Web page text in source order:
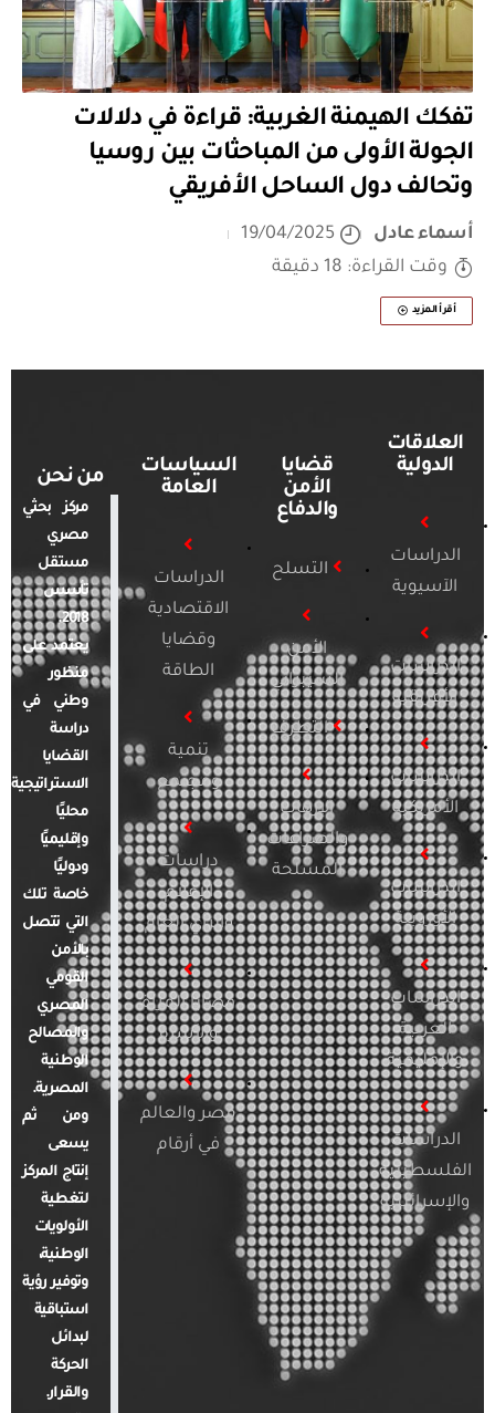
تفكك الهيمنة الغربية: قراءة في دلالات
الجولة الأولى من المباحثات بين روسيا
وتحالف دول الساحل الأفريقي
أسماء عادل
19/04/2025
وقت القراءة: 18 دقيقة
أقرأ المزيد
العلاقات
الدولية
الدراسات
الآسيوية
الدراسات
الأفريقية
الدراسات
الأمريكية
الدراسات
الأوروبية
الدراسات
العربية
والإقليمية
الدراسات
الفلسطينية
والإسرائيلية
قضايا
الأمن
والدفاع
التسلح
الأمن
السيبراني
التطرف
الإرهاب
والصراعات
المسلحة
السياسات
العامة
الدراسات
الاقتصادية
وقضايا
الطاقة
تنمية
ومجتمع
دراسات
الإعلام
والرأي العام
قضايا المرأة
والأسرة
مصر والعالم
في أرقام
من نحن
مركز بحثي
مصري
مستقل
تأسس
2018.
يعتمد على
منظور
وطني في
دراسة
القضايا
الاستراتيجية
محليًا
وإقليميًا
ودوليًا
خاصة تلك
التي تتصل
بالأمن
القومي
المصري
والمصالح
الوطنية
المصرية.
ومن ثم
يسعى
إنتاج المركز
لتغطية
الأولويات
الوطنية،
وتوفير رؤية
استباقية
لبدائل
الحركة
والقرار.